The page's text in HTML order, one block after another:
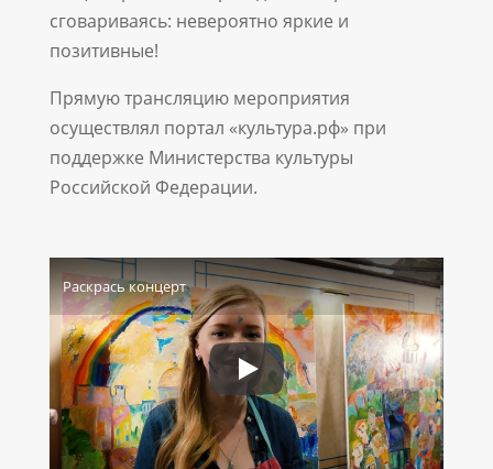
сговариваясь: невероятно яркие и
позитивные!
Прямую трансляцию мероприятия
осуществлял портал «культура.рф» при
поддержке Министерства культуры
Российской Федерации.
Раскрась концерт